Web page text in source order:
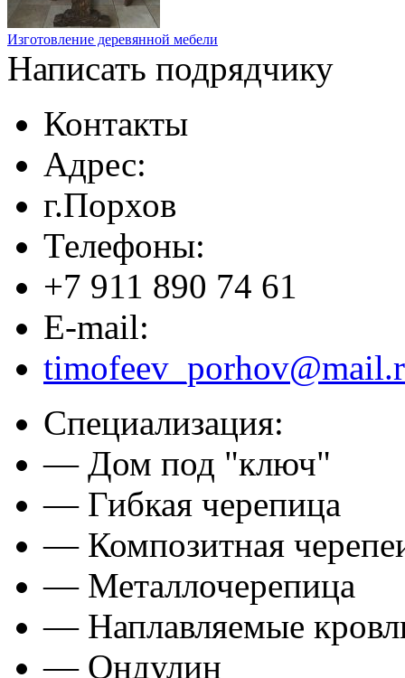
Изготовление деревянной мебели
Написать подрядчику
Контакты
Адрес:
г.Порхов
Телефоны:
+7 911 890 74 61
E-mail:
Специализация:
— Дом под "ключ"
— Гибкая черепица
— Композитная
— Металлочерепица
— Наплавляемые
— Ондулин